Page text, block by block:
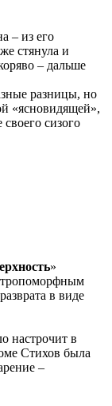
– из его
стянула и
– дальше
разницы, но
«ясновидящей»,
сизого
»
в виде
настрочит в
Стихов была
–